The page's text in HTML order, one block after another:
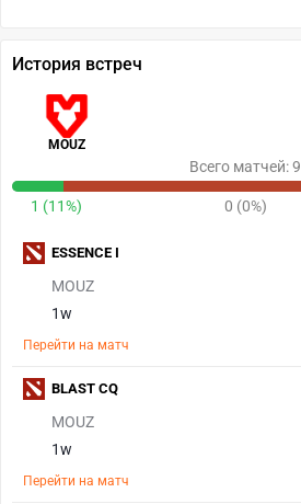
История встреч
MOUZ
Всего матчей: 9
1 (11%) 0 (0%)
MOUZ
1w
Перейти на матч
ESSENCE I
MOUZ
1w
Перейти на матч
BLAST CQ